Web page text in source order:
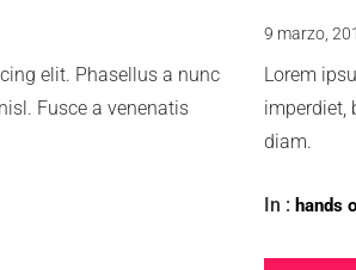
elit. Phasellus a nunc
Fusce a venenatis
9 marzo,
Lorem
imperdiet,
diam.
In : hands